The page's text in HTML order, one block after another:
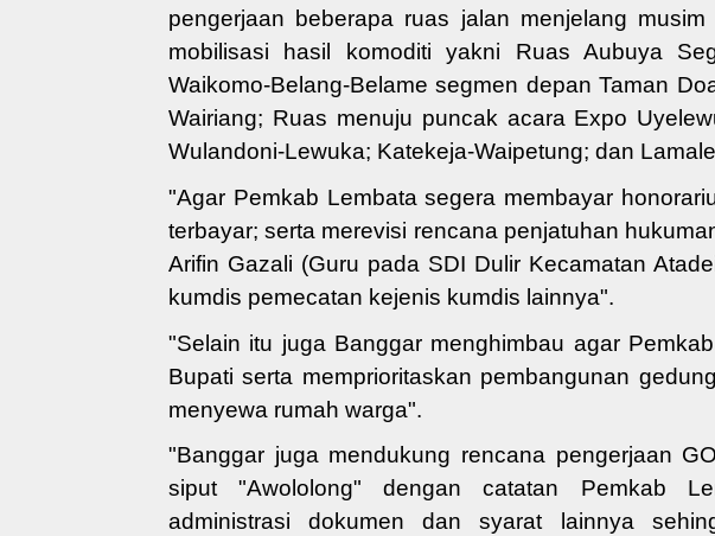
pengerjaan beberapa ruas jalan menjelang
mobilisasi hasil komoditiyakni Ruas Aubuya
Waikomo-Belang-Bel ame segmen depan Taman
Wairiang; Ruas menuju puncak acara Expo
Wulandoni-Lewuka; Katekeja-Waipetung; dan
"Agar Pemkab Lembatasegera membayar
terbayar; serta merevisi rencana penjatuhan
Arifin Gazali (Guru pada SDI Dulir Kecamatan A
kumdis pemecatan kejenis kumdis lainnya".
"Selain itu juga Banggar menghimbau agar Pemkab
Bupati serta memprioritaskan pembangunan
menyewa rumah warga".
"Banggar juga mendukung rencana pengerjaan
siput "Awololong" dengan catatan Pemkab
administrasi dokumen dan syarat lainnya